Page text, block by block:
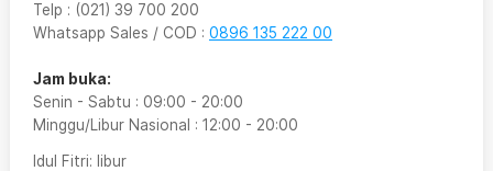
Telp : (021) 39 700 200
Whatsapp Sales / COD : 0896 135 222 00
Jam buka:
Senin - Sabtu : 09:00 - 20:00
Minggu/Libur Nasional : 12:00 - 20:00
Idul Fitri: libur